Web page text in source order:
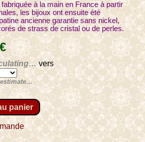
à la main en France à partir
les bijoux ont ensuite été
ancienne garantie sans nickel,
de strass de cristal ou de perles.
vers
panier